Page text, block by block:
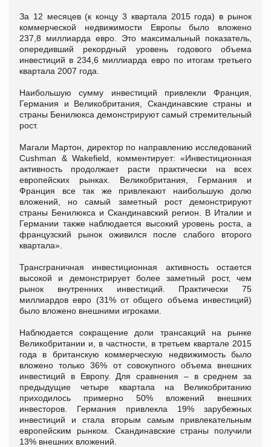
За 12 месяцев (к концу 3 квартала 2015 года) в рынок
коммерческой недвижимости Европы было вложено
237,8 миллиарда евро. Это максимальный показатель,
опередивший рекордный уровень годового объема
инвестиций в 234,6 миллиарда евро по итогам третьего
квартала 2007 года.
Наибольшую сумму инвестиций привлекли Франция,
Германия и Великобритания, Скандинавские страны и
страны Бенилюкса демонстрируют самый стремительный
рост.
Магали Мартон, директор по направлению исследований
Cushman & Wakefield, комментирует: «Инвестиционная
активность продолжает расти практически на всех
европейских рынках. Великобритания, Германия и
Франция все так же привлекают наибольшую долю
вложений, но самый заметный рост демонстрируют
страны Бенилюкса и Скандинавский регион. В Италии и
Германии также наблюдается высокий уровень роста, а
французский рынок оживился после слабого второго
квартала».
Трансграничная инвестиционная активность остается
высокой и демонстрирует более заметный рост, чем
рынок внутренних инвестиций. Практически 75
миллиардов евро (31% от общего объема инвестиций)
было вложено внешними игроками.
Наблюдается сокращение доли трансакций на рынке
Великобритании и, в частности, в третьем квартале 2015
года в британскую коммерческую недвижимость было
вложено только 36% от совокупного объема внешних
инвестиций в Европу. Для сравнения – в среднем за
предыдущие четыре квартала на Великобританию
приходилось примерно 50% вложений внешних
инвесторов. Германия привлекла 19% зарубежных
инвестиций и стала вторым самым привлекательным
европейским рынком. Скандинавские страны получили
13% внешних вложений.